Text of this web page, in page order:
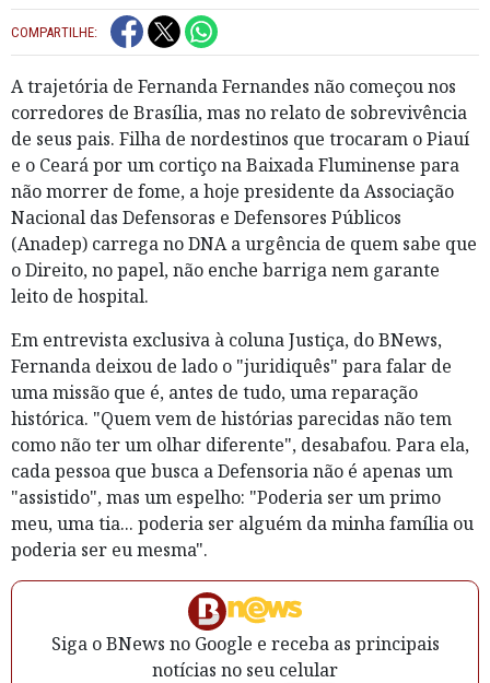
COMPARTILHE:
A trajetória de Fernanda Fernandes não começou nos
corredores de Brasília, mas no relato de sobrevivência
de seus pais. Filha de nordestinos que trocaram o Piauí
e o Ceará por um cortiço na Baixada Fluminense para
não morrer de fome, a hoje presidente da Associação
Nacional das Defensoras e Defensores Públicos
(Anadep) carrega no DNA a urgência de quem sabe que
o Direito, no papel, não enche barriga nem garante
leito de hospital.
Em entrevista exclusiva à coluna Justiça, do BNews,
Fernanda deixou de lado o "juridiquês" para falar de
uma missão que é, antes de tudo, uma reparação
histórica. "Quem vem de histórias parecidas não tem
como não ter um olhar diferente", desabafou. Para ela,
cada pessoa que busca a Defensoria não é apenas um
"assistido", mas um espelho: "Poderia ser um primo
meu, uma tia... poderia ser alguém da minha família ou
poderia ser eu mesma".
Siga o BNews no Google e receba as principais
notícias no seu celular